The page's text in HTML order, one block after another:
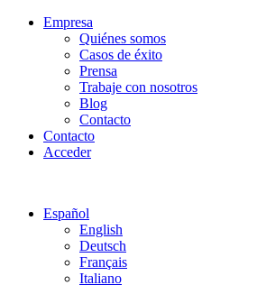
Empresa
Quiénes somos
Casos de éxito
Prensa
Trabaje con nosotros
Blog
Contacto
Contacto
Acceder
Español
English
Deutsch
Français
Italiano